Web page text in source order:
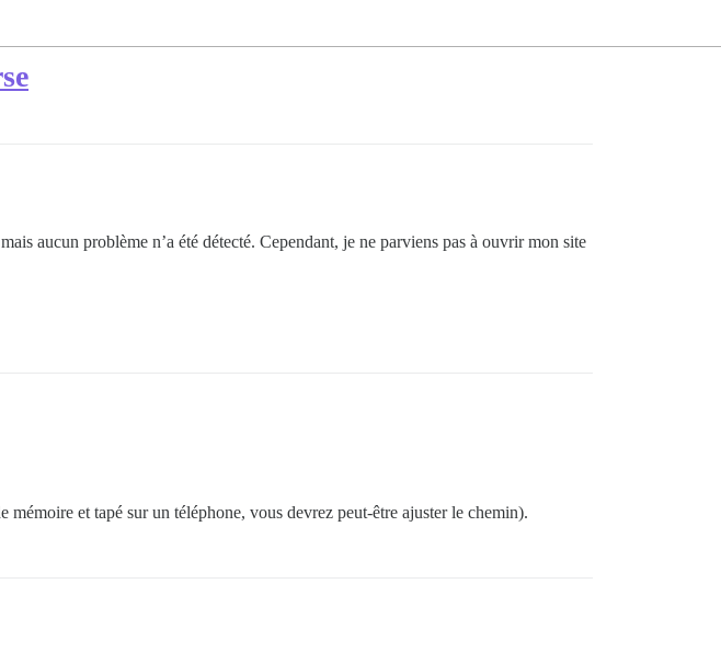
aucun problème n’a été détecté. Cependant, je ne parviens pas à ouvrir mon site
et tapé sur un téléphone, vous devrez peut-être ajuster le chemin).